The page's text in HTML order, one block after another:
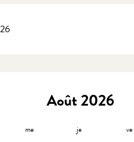
Août 2026
me je ve